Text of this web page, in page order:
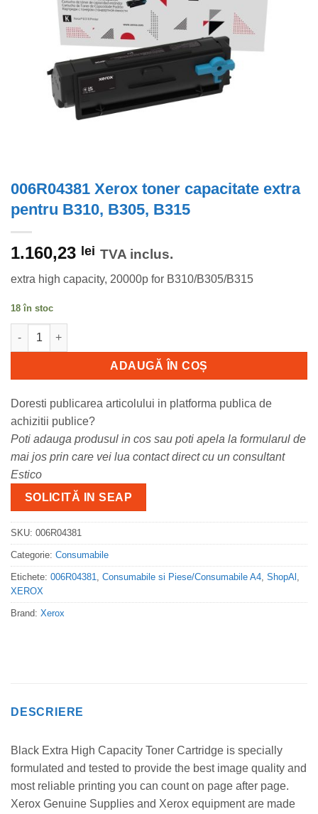
006R04381 Xerox toner capacitate extra
pentru B310, B305, B315
1.160,23 lei TVA inclus.
extra high capacity, 20000p for B310/B305/B315
18 în stoc
Cantitate 006R04381 Xerox toner capacitate extra pentru B310,
ADAUGĂ ÎN COȘ
Doresti publicarea articolului in platforma publica de
achizitii publice?
Poti adauga produsul in cos sau poti apela la formularul de
mai jos prin care vei lua contact direct cu un consultant
Estico
SOLICITĂ IN SEAP
SKU: 006R04381
Categorie: Consumabile
Etichete: 006R04381, Consumabile si Piese/Consumabile A4, ShopAl ,
XEROX
Brand: Xerox
DESCRIERE
Black Extra High Capacity Toner Cartridge is specially
formulated and tested to provide the best image quality and
most reliable printing you can count on page after page.
Xerox Genuine Supplies and Xerox equipment are made